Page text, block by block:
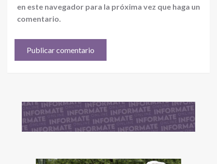
en este navegador para la próxima vez que haga un
comentario.